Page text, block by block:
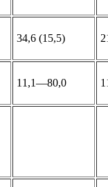
34,6 (15,5)
11,1—80,0